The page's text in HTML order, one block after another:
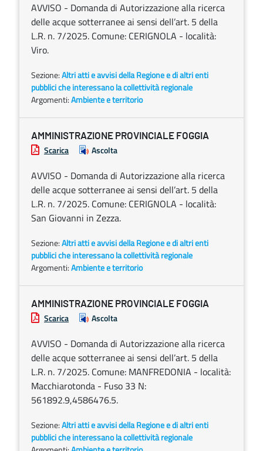
AVVISO - Domanda di Autorizzazione alla ricerca
delle acque sotterranee ai sensi dell’art. 5 della
L.R. n. 7/2025. Comune: CERIGNOLA - località:
Viro.
Sezione:Altri atti e avvisi della Regione e di altri enti
pubblici che interessano la collettività regionale
Argomenti:Ambiente e territorio
AMMINISTRAZIONE PROVINCIALE FOGGIA
Scarica Ascolta
AVVISO - Domanda di Autorizzazione alla ricerca
delle acque sotterranee ai sensi dell’art. 5 della
L.R. n. 7/2025. Comune: CERIGNOLA - località:
San Giovanni in Zezza.
Sezione:Altri atti e avvisi della Regione e di altri enti
pubblici che interessano la collettività regionale
Argomenti:Ambiente e territorio
AMMINISTRAZIONE PROVINCIALE FOGGIA
Scarica Ascolta
AVVISO - Domanda di Autorizzazione alla ricerca
delle acque sotterranee ai sensi dell’art. 5 della
L.R. n. 7/2025. Comune: MANFREDONIA - località:
Macchiarotonda - Fuso 33 N:
561892.9,4586476.5.
Sezione:Altri atti e avvisi della Regione e di altri enti
pubblici che interessano la collettività regionale